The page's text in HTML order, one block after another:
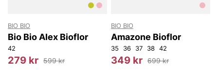
BIO BIO
Bio Bio Alex Bioflor
42
279 kr 599 kr
BIO BIO
Amazone Bioflor
35 36 37 38 42
349 kr 699 kr